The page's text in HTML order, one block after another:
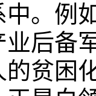
。例
业后备
贫困